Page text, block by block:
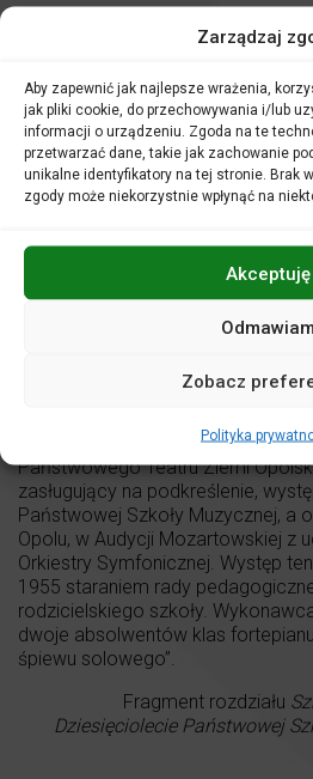
Zarządzaj
Aby zapewnić jak najlepsze wrażenia,
jak pliki cookie, do przechowywania i/lub
informacji o urządzeniu. Zgoda na te
przetwarzać dane, takie jak zachowanie
unikalne identyfikatory na tej stronie. Brak
zgody może niekorzystnie wpłynąć na
Akceptuję
Odmawiam
Zobacz
Polityka
– perkusja
– saksofon
Szymon Klimański– puzon
Robert Kuchnia– trąbka
Jakub Łabędzki– śpiew
Michał Maleska– waltornia
Sebastian Nawrocki– fortepian
Julian Szcześniak– wiolonczela
Julia Włodarczyk
Orkiestra Filharmonii Opolskiej
„Doroczne popisy zewnętrzne
Państwowego Teatru Ziemi
zasługujący na podkreślenie,
Państwowej Szkoły Muzycznej, a
Opolu, w Audycji Mozartowskiej z
Orkiestry Symfonicznej. Występ
1955 staraniem rady
rodzicielskiego szkoły.
dwoje absolwentów klas
śpiewu solowego”.
Fragment rozdziału
Dziesięciolecie Państwowej